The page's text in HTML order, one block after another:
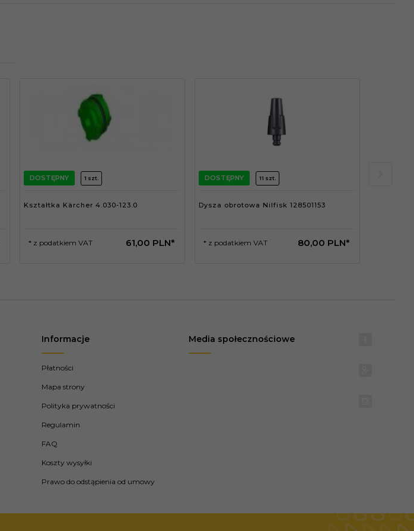
DOSTĘPNY 1 szt.
Kształtka Kärcher 4.030-123.0
61,00 PLN*
* z podatkiem VAT
DOSTĘPNY 11 szt.
Dysza obrotowa Nilfisk 128501153
80,00 PLN*
* z podatkiem VAT
Informacje
Płatności
Mapa strony
Polityka prywatności
Regulamin
FAQ
Koszty wysyłki
Prawo do odstąpienia od umowy
Media społecznościowe